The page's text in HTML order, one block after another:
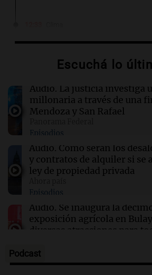
viernes 7 de agosto
Los Tekis presentaron
llenaron de carnaval el estudio
Clima en Tucumán: cómo
este viernes 7 de agosto
12:22 Clima
este viernes 7 de agosto
Escuchá lo
Audio. La justicia investiga
millonaria a través de una
Mendoza y San Rafael
Episodios
Audio. Cómo serán los
y contratos de alquiler si se
ley de propiedad privada
Episodios
Audio. Se inaugura la
exposición agrícola en
diversas atracciones para
Episodios
Audio.Se atrincheró la
Podcast